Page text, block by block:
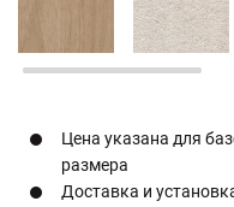
Цена указана для
размера
Доставка и